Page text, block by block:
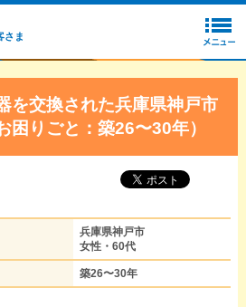
さま
を交換された兵庫県神戸市
困りごと：築26〜30年）
兵庫県神戸市
女性・60代
築26〜30年